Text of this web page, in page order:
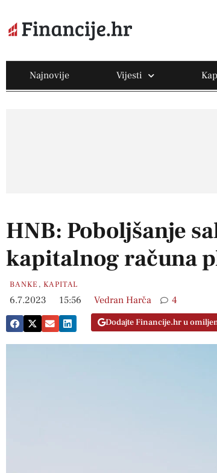
Najnovije Vijesti
HNB: Poboljšanje
kapitalnog računa
BANKE ,KAPITAL
6.7.2023 15:56 Vedran Harča 4
Dodajte Financije.hr u